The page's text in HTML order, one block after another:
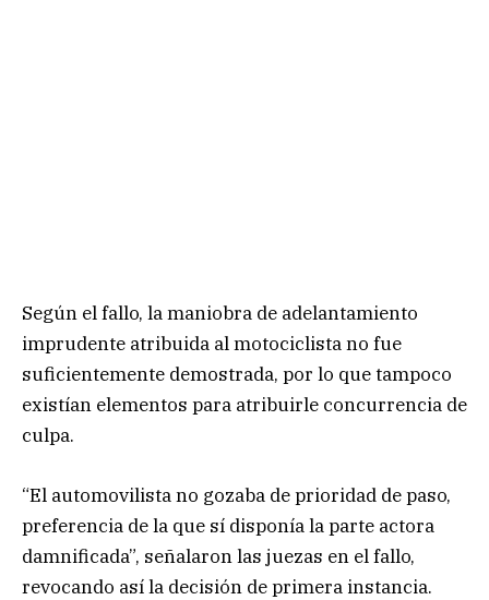
Según el fallo, la maniobra de adelantamiento
imprudente atribuida al motociclista no fue
suficientemente demostrada, por lo que tampoco
existían elementos para atribuirle concurrencia de
culpa.
“El automovilista no gozaba de prioridad de paso,
preferencia de la que sí disponía la parte actora
damnificada”, señalaron las juezas en el fallo,
revocando así la decisión de primera instancia.